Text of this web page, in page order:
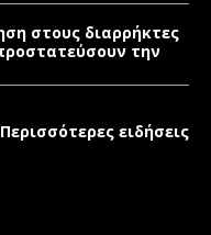
στους διαρρήκτες
την
Περισσότερες ειδήσεις